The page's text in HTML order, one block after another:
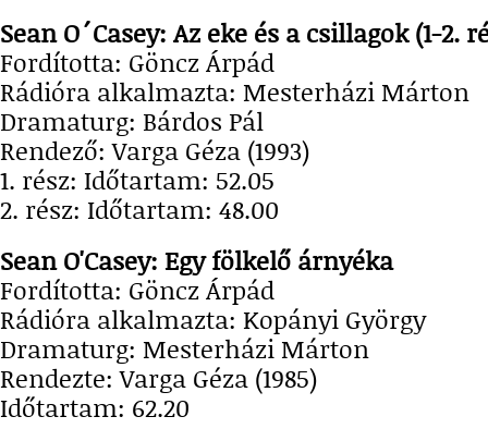
Sean O´Casey: Az eke és a csillagok (1-2.
Fordította: Göncz Árpád
Rádióra alkalmazta: Mesterházi Márton
Dramaturg: Bárdos Pál
Rendező: Varga Géza (1993)
1. rész: Időtartam: 52.05
2. rész: Időtartam: 48.00
Sean O'Casey: Egy fölkelő árnyéka
Fordította: Göncz Árpád
Rádióra alkalmazta: Kopányi György
Dramaturg: Mesterházi Márton
Rendezte: Varga Géza (1985)
Időtartam: 62.20